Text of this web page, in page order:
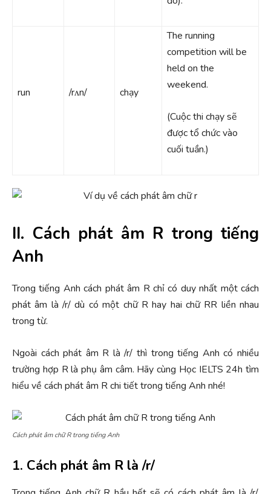
run /rʌn/ chạy
The running
competition will be
held on the
weekend.
(Cuộc thi chạy sẽ
được tổ chức vào
cuối tuần.)
II. Cách phát âm R trong tiếng
Anh
Trong tiếng Anh cách phát âm R chỉ có duy nhất một cách
phát âm là /r/ dù có một chữ R hay hai chữ RR liền nhau
trong từ.
Ngoài cách phát âm R là /r/ thì trong tiếng Anh có nhiều
trường hợp R là phụ âm câm. Hãy cùng Học IELTS 24h tìm
hiểu về cách phát âm R chi tiết trong tiếng Anh nhé!
Cách phát âm chữ R trong tiếng Anh
1. Cách phát âm R là /r/